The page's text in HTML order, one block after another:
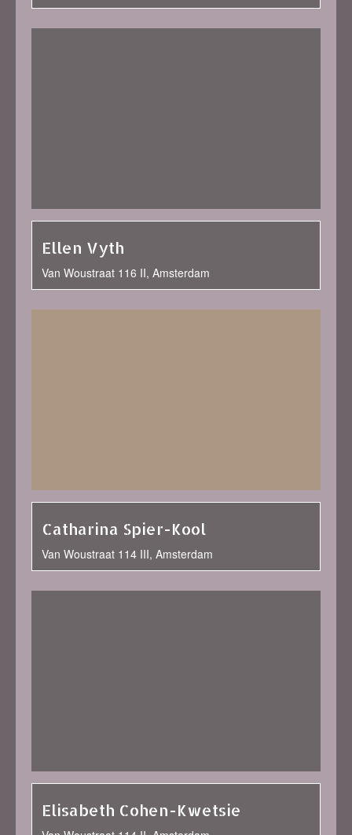
Ellen Vyth
Van Woustraat 116 II, Amsterdam
Catharina Spier-Kool
Van Woustraat 114 III, Amsterdam
Elisabeth Cohen-Kwetsie